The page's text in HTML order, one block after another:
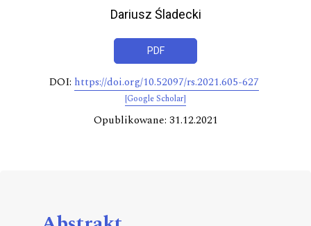
Dariusz Śladecki
PDF
DOI: https://doi.org/10.52097/rs.2021.605-627
[Google Scholar]
Opublikowane: 31.12.2021